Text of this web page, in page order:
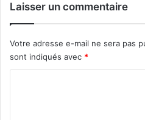
Laisser un commentaire
Votre adresse e-mail ne sera pas
sont indiqués avec *